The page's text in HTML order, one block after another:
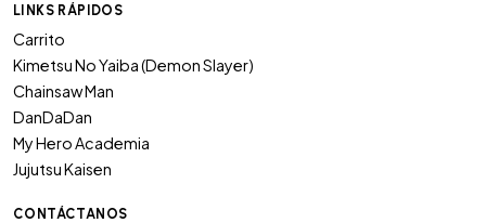
LINKS RÁPIDOS
Carrito
Kimetsu No Yaiba (Demon Slayer)
Chainsaw Man
DanDaDan
My Hero Academia
Jujutsu Kaisen
CONTÁCTANOS